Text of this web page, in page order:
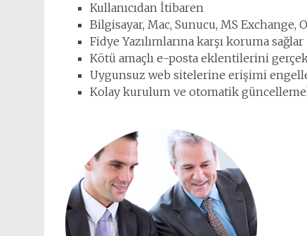
Kullanıcıdan İtibaren
Bilgisayar, Mac, Sunucu, MS Exchange,
Fidye Yazılımlarına karşı koruma sağlar
Kötü amaçlı e-posta eklentilerini
Uygunsuz web sitelerine erişimi
Kolay kurulum ve otomatik